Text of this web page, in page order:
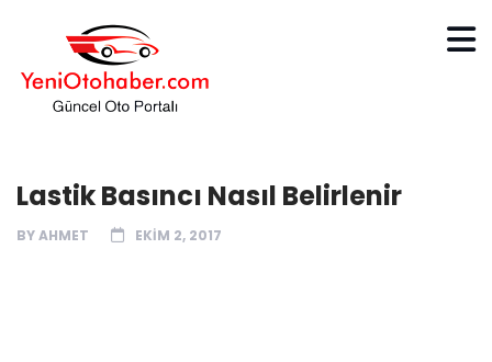
Lastik Basıncı Nasıl Belirlenir
BYAHMET EKIM 2, 2017